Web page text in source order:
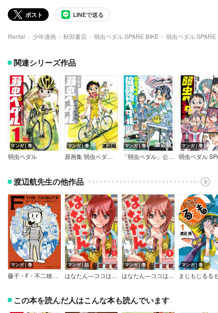
ポスト LINEで送る
Renta! 少年漫画 秋田書店 弱虫ペダル SPARE BIKE 弱虫ペダル SPARE
関連シリーズ作品
マンガ｜巻
弱虫ペダル
マンガ｜巻
原画集 弱虫ペダルCOLORS
マンガ｜巻
「弱虫ペダル」公式アンソロジー 放課後ペダル ハイケイデンス
マンガ｜巻
渡辺航先生の他作品
マンガ｜巻
藤子・F・不二雄トリビュート＆原作アンソロジー F THE TRIBUTE
マンガ｜話
はなたん―ココは華咲探偵事務所♪―【分冊版】
マンガ｜巻
はなたん―ココは華咲探偵事務所♪―
マンガ｜巻
この本を読んだ人はこんな本も読んでいます